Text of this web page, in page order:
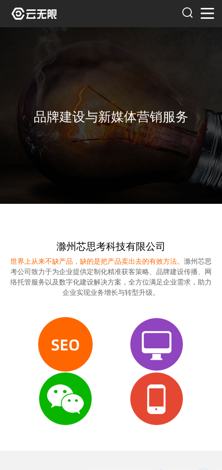
品牌建设与新媒体营销服务
滁州芯思考科技有限公司
世界上从来不缺产品，缺的是把产品卖出去的有效方法。 滁州芯思
考公司致力于为企业提供定制化精准获客策略、品牌建设传播、网
络托管服务以及数字化建设解决方案，全方位满足企业需求，助力
企业实现业务增长与转型升级。